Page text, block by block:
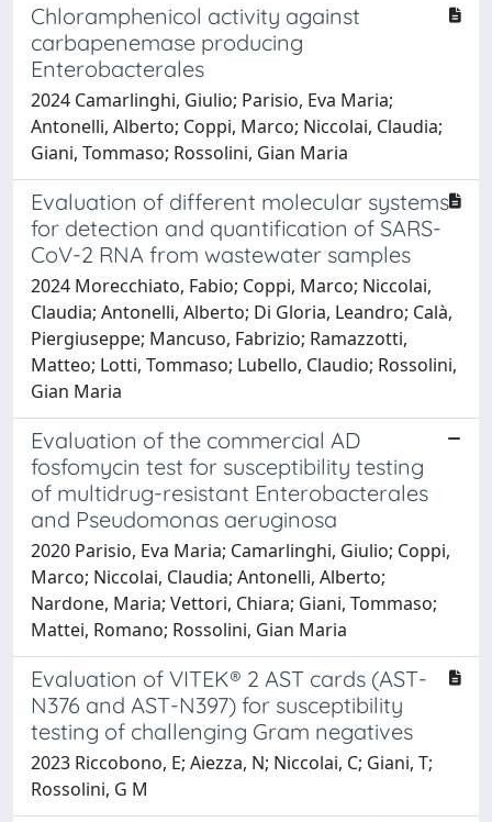
Chloramphenicol activity against
carbapenemase producing
Enterobacterales
2024 Camarlinghi, Giulio; Parisio, Eva Maria;
Antonelli, Alberto; Coppi, Marco; Niccolai, Claudia;
Giani, Tommaso; Rossolini, Gian Maria
Evaluation of different molecular systems
for detection and quantification of SARS-
CoV-2 RNA from wastewater samples
2024 Morecchiato, Fabio; Coppi, Marco; Niccolai,
Claudia; Antonelli, Alberto; Di Gloria, Leandro; Calà,
Piergiuseppe; Mancuso, Fabrizio; Ramazzotti,
Matteo; Lotti, Tommaso; Lubello, Claudio; Rossolini,
Gian Maria
Evaluation of the commercial AD
fosfomycin test for susceptibility testing
of multidrug-resistant Enterobacterales
and Pseudomonas aeruginosa
2020 Parisio, Eva Maria; Camarlinghi, Giulio; Coppi,
Marco; Niccolai, Claudia; Antonelli, Alberto;
Nardone, Maria; Vettori, Chiara; Giani, Tommaso;
Mattei, Romano; Rossolini, Gian Maria
Evaluation of VITEK® 2 AST cards (AST-
N376 and AST-N397) for susceptibility
testing of challenging Gram negatives
2023 Riccobono, E; Aiezza, N; Niccolai, C; Giani, T;
Rossolini, G M